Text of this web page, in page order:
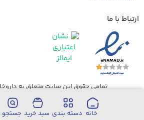
ارتباط با ما
تمامی حقوق این سایت متعلق به
خانه دسته بندی سبد خرید جستجو